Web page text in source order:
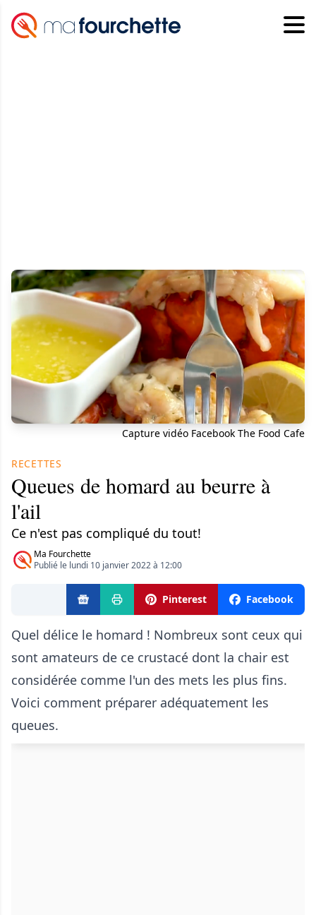
Capture vidéo Facebook The Food Cafe
RECETTES
Queues de homard au beurre à
l'ail
Ce n'est pas compliqué du tout!
Ma Fourchette
Publié le lundi 10 janvier 2022 à 12:00
Pinterest Facebook
Quel délice le homard ! Nombreux sont ceux qui
sont amateurs de ce crustacé dont la chair est
considérée comme l'un des mets les plus fins.
Voici comment préparer adéquatement les
queues.